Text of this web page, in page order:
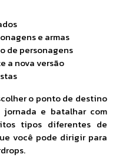
e armas
de personagens
a nova versão
o ponto de destino
e batalhar com
tipos diferentes de
você pode dirigir para